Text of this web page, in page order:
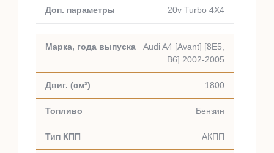
20v Turbo 4X4
Audi A4 [Avant] [8E5,
B6] 2002-2005
1800
Бензин
АКПП